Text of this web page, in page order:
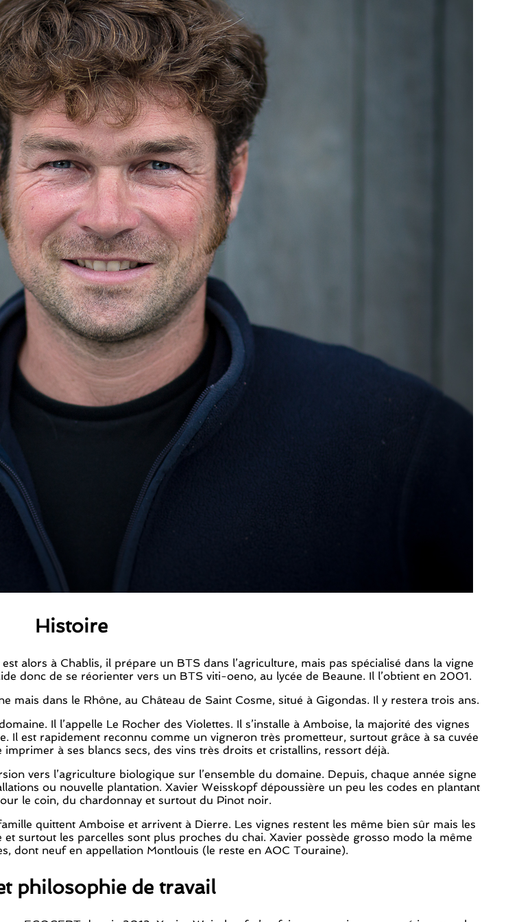
Histoire
alors à Chablis, il prépare un BTS dans l’agriculture, mais pas spécialisé dans la vigne
donc de se réorienter vers un BTS viti-oeno, au lycée de Beaune. Il l’obtient en 2001.
dans le Rhône, au Château de Saint Cosme, situé à Gigondas. Il y restera trois ans.
Il l’appelle Le Rocher des Violettes. Il s’installe à Amboise, la majorité des vignes
Il est rapidement reconnu comme un vigneron très prometteur, surtout grâce à sa cuvée
à ses blancs secs, des vins très droits et cristallins, ressort déjà.
vers l’agriculture biologique sur l’ensemble du domaine. Depuis, chaque année signe
ou nouvelle plantation. Xavier Weisskopf dépoussière un peu les codes en plantant
le coin, du chardonnay et surtout du Pinot noir.
quittent Amboise et arrivent à Dierre. Les vignes restent les même bien sûr mais les
surtout les parcelles sont plus proches du chai. Xavier possède grosso modo la même
dont neuf en appellation Montlouis (le reste en AOC Touraine).
philosophie de travail